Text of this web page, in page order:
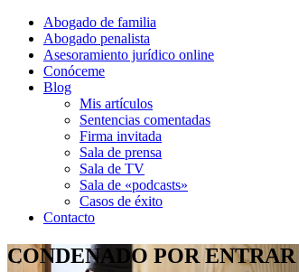
Abogado de familia
Abogado penalista
Asesoramiento jurídico online
Conóceme
Blog
Mis artículos
Sentencias comentadas
Firma invitada
Sala de prensa
Sala de TV
Sala de «podcasts»
Casos de éxito
Contacto
CONDENADO POR